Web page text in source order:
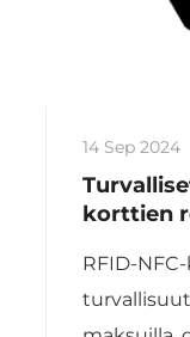
14 Sep 2024
korttien
RFID-